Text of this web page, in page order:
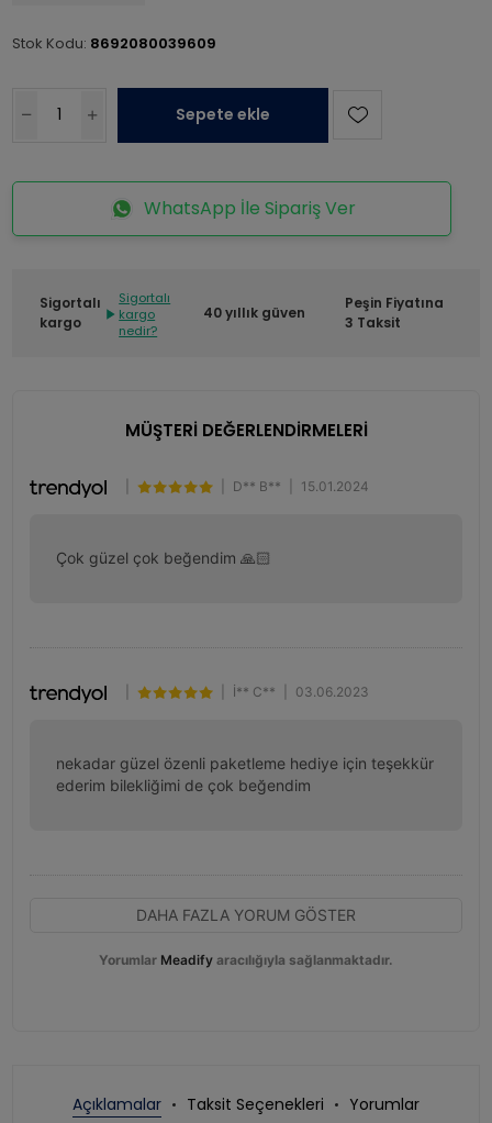
Stok Kodu: 8692080039609
Sepete ekle
WhatsApp İle Sipariş Ver
Sigortalı
kargo
Sigortalı
kargo
nedir?
40 yıllık güven
Peşin Fiyatına
3 Taksit
MÜŞTERİ DEĞERLENDİRMELERİ
D** B** 15.01.2024
Çok güzel çok beğendim 🙏🏻
İ** C** 03.06.2023
nekadar güzel özenli paketleme hediye için teşekkür
ederim bilekliğimi de çok beğendim
DAHA FAZLA YORUM GÖSTER
Yorumlar Meadify aracılığıyla sağlanmaktadır.
Açıklamalar Taksit Seçenekleri Yorumlar